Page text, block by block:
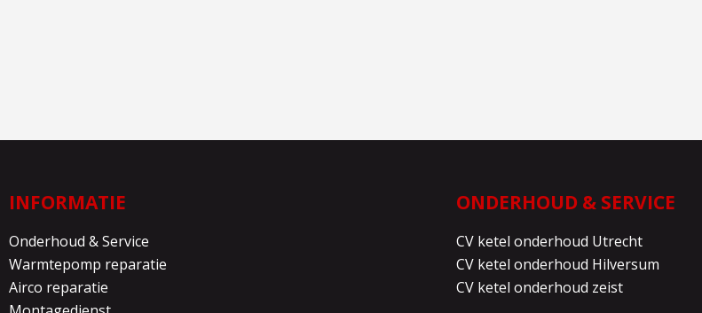
INFORMATIE
Onderhoud & Service
Warmtepomp reparatie
Airco reparatie
ONDERHOUD & SERVICE
CV ketel onderhoud Utrecht
CV ketel onderhoud Hilversum
CV ketel onderhoud zeist